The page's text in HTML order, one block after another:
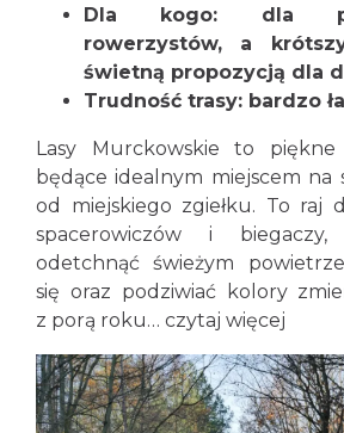
Dla kogo: dla
rowerzystów, a
świetną propozycją dla
Trudność trasy: bardzo
Lasy Murckowskie to
będące idealnym miejscem na
od miejskiego zgiełku. To raj
spacerowiczów i
odetchnąć świeżym
się oraz podziwiać kolory
z porą roku… czytaj więcej